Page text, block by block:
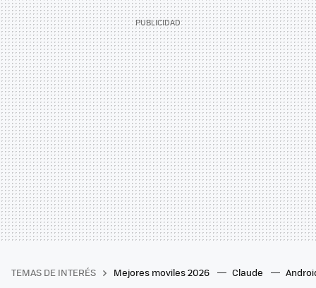
TEMAS DE INTERÉS Mejores moviles 2026 Claude